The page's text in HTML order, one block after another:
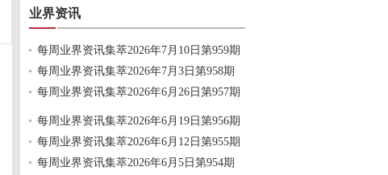
业界资讯
每周业界资讯集萃2026年7月10日第959期
每周业界资讯集萃2026年7月3日第958期
每周业界资讯集萃2026年6月26日第957期
每周业界资讯集萃2026年6月19日第956期
每周业界资讯集萃2026年6月12日第955期
每周业界资讯集萃2026年6月5日第954期